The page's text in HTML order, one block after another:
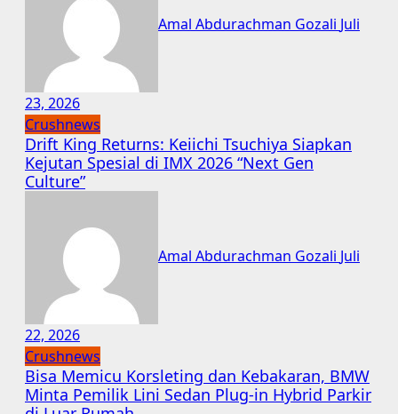
Amal Abdurachman Gozali Juli
23, 2026
Crushnews
Drift King Returns: Keiichi Tsuchiya Siapkan
Kejutan Spesial di IMX 2026 “Next Gen
Culture”
Amal Abdurachman Gozali Juli
22, 2026
Crushnews
Bisa Memicu Korsleting dan Kebakaran, BMW
Minta Pemilik Lini Sedan Plug-in Hybrid Parkir